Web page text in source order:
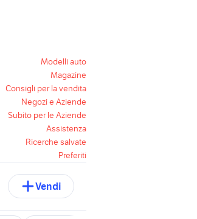
Modelli auto
Magazine
Consigli per la vendita
Negozi e Aziende
Subito per le Aziende
Assistenza
Ricerche salvate
Preferiti
Vendi